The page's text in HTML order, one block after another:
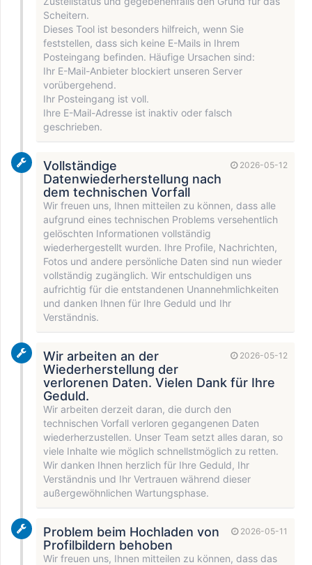
Scheitern.
Dieses Tool ist besonders hilfreich, wenn Sie
feststellen, dass sich keine E-Mails in Ihrem
Posteingang befinden. Häufige Ursachen sind:
Ihr E-Mail-Anbieter blockiert unseren Server
vorübergehend.
Ihr Posteingang ist voll.
Ihre E-Mail-Adresse ist inaktiv oder falsch
geschrieben.
2026-05-12
Vollständige
Datenwiederherstellung nach
dem technischen Vorfall
Wir freuen uns, Ihnen mitteilen zu können, dass alle
aufgrund eines technischen Problems versehentlich
gelöschten Informationen vollständig
wiederhergestellt wurden. Ihre Profile, Nachrichten,
Fotos und andere persönliche Daten sind nun wieder
vollständig zugänglich. Wir entschuldigen uns
aufrichtig für die entstandenen Unannehmlichkeiten
und danken Ihnen für Ihre Geduld und Ihr
Verständnis.
2026-05-12
Wir arbeiten an der
Wiederherstellung der
verlorenen Daten. Vielen Dank für Ihre
Geduld.
Wir arbeiten derzeit daran, die durch den
technischen Vorfall verloren gegangenen Daten
wiederherzustellen. Unser Team setzt alles daran, so
viele Inhalte wie möglich schnellstmöglich zu retten.
Wir danken Ihnen herzlich für Ihre Geduld, Ihr
Verständnis und Ihr Vertrauen während dieser
außergewöhnlichen Wartungsphase.
2026-05-11
Problem beim Hochladen von
Profilbildern behoben
Wir freuen uns, Ihnen mitteilen zu können, dass das